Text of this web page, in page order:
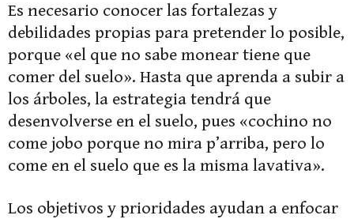
Es necesario conocer las fortalezas y
debilidades propias para pretender lo posible,
porque «el que no sabe monear tiene que
comer del suelo». Hasta que aprenda a subir a
los árboles, la estrategia tendrá que
desenvolverse en el suelo, pues «cochino no
come jobo porque no mira p’arriba, pero lo
come en el suelo que es la misma lavativa».
Los objetivos y prioridades ayudan a enfocar